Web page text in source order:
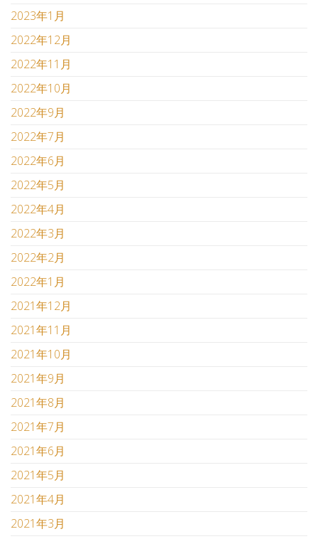
2023年1月
2022年12月
2022年11月
2022年10月
2022年9月
2022年7月
2022年6月
2022年5月
2022年4月
2022年3月
2022年2月
2022年1月
2021年12月
2021年11月
2021年10月
2021年9月
2021年8月
2021年7月
2021年6月
2021年5月
2021年4月
2021年3月